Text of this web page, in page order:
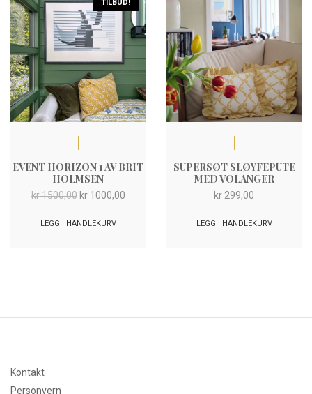
TILBUD!
EVENT HORIZON 1 AV BRIT
HOLMSEN
kr1500,00 Opprinnelig
var:
kr1000,00Nåværende
LEGG I HANDLEKURV
SUPERSØT SLØYFEPUTE
MED VOLANGER
kr 299,00
LEGG I HANDLEKURV
Kontakt
Personvern